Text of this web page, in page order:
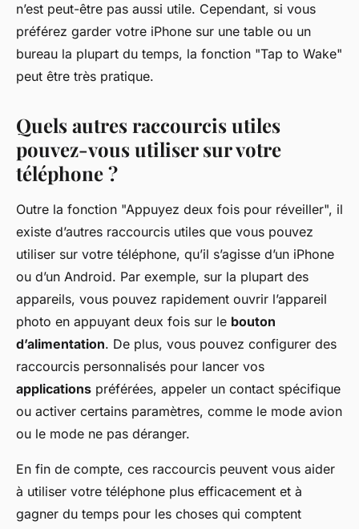
n’est peut-être pas aussi utile. Cependant, si vous
préférez garder votre iPhone sur une table ou un
bureau la plupart du temps, la fonction "Tap to Wake"
peut être très pratique.
Quels autres raccourcis utiles
pouvez-vous utiliser sur votre
téléphone ?
Outre la fonction "Appuyez deux fois pour réveiller", il
existe d’autres raccourcis utiles que vous pouvez
utiliser sur votre téléphone, qu’il s’agisse d’un iPhone
ou d’un Android. Par exemple, sur la plupart des
appareils, vous pouvez rapidement ouvrir l’appareil
photo en appuyant deux fois sur le bouton
d’alimentation. De plus, vous pouvez configurer des
raccourcis personnalisés pour lancer vos
applications préférées, appeler un contact spécifique
ou activer certains paramètres, comme le mode avion
ou le mode ne pas déranger.
En fin de compte, ces raccourcis peuvent vous aider
à utiliser votre téléphone plus efficacement et à
gagner du temps pour les choses qui comptent